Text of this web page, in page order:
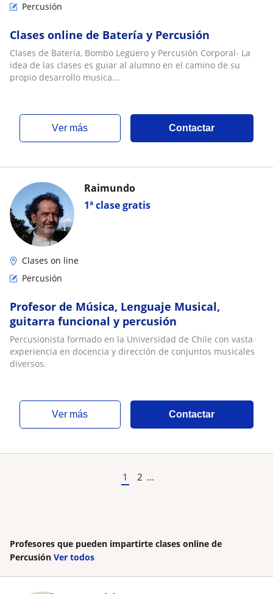
Percusión
Clases online de Batería y Percusión
Clases de Batería, Bombo Legüero y Percusión Corporal- La
idea de las clases es guiar al alumno en el camino de su
propio desarrollo musica...
ver más Contactar
1ª clase gratis
Raimundo
Clases on line
Percusión
Profesor de Música, Lenguaje Musical,
guitarra funcional y percusión
Percusionista formado en la Universidad de Chile con vasta
experiencia en docencia y dirección de conjuntos musicales
diversos.
ver más Contactar
1 2 ...
Profesores que pueden impartirte clases online de
Percusión Ver todos